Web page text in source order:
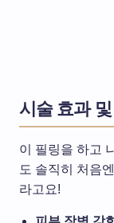
시술 효과
이 필링을 하고
도 솔직히 처음
라고요!